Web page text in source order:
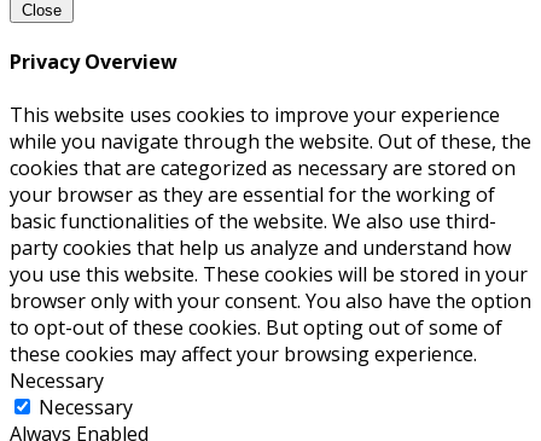
Close
Privacy Overview
This website uses cookies to improve your experience
while you navigate through the website. Out of these, the
cookies that are categorized as necessary are stored on
your browser as they are essential for the working of
basic functionalities of the website. We also use third-
party cookies that help us analyze and understand how
you use this website. These cookies will be stored in your
browser only with your consent. You also have the option
to opt-out of these cookies. But opting out of some of
these cookies may affect your browsing experience.
Necessary
Necessary
Always Enabled